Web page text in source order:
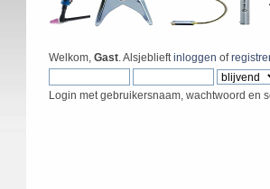
Welkom, Gast. Alsjeblieftinloggen of
Login met gebruikersnaam, wachtwoord en